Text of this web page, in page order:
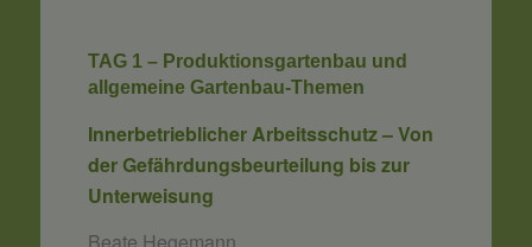
TAG 1 – Produktionsgartenbau und
allgemeine Gartenbau-Themen
Innerbetrieblicher Arbeitsschutz – Von
der Gefährdungsbeurteilung bis zur
Unterweisung